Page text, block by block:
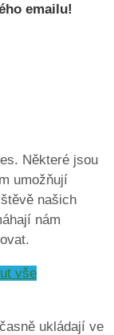
emailu!
Některé jsou
umožňují
našich
nám
vše
ukládají ve